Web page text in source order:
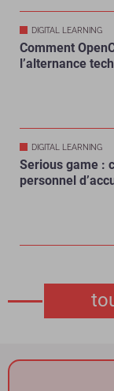
DIGITAL LEARNING
Comment
l’alternance
DIGITAL LEARNING
Serious game :
personnel